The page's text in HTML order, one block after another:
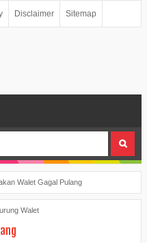
Disclaimer Sitemap
Walet Gagal Pulang
Walet